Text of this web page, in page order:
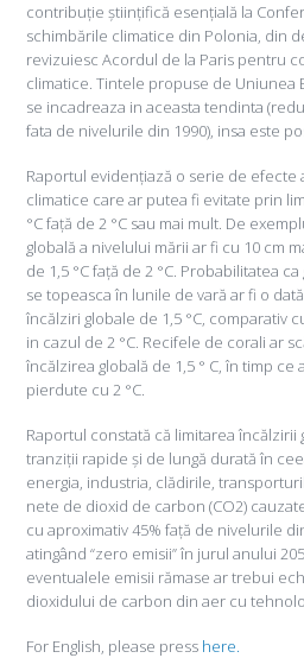
contribuție științifică esențială la
schimbările climatice din Polonia, din
revizuiesc Acordul de la Paris pentru
climatice. Tintele propuse de Uniunea
se incadreaza in aceasta tendinta
fata de nivelurile din 1990), insa este
Raportul evidențiază o serie de efecte
climatice care ar putea fi evitate prin
°C față de 2 °C sau mai mult. De
globală a nivelului mării ar fi cu 10 cm
de 1,5 °C față de 2 °C. Probabilitatea
se topeasca în lunile de vară ar fi o
încălziri globale de 1,5 °C, comparativ
in cazul de 2 °C. Recifele de corali ar
încălzirea globală de 1,5 ° C, în timp ce
pierdute cu 2 °C.
Raportul constată că limitarea încălzirii
tranziții rapide și de lungă durată în
energia, industria, clădirile,
nete de dioxid de carbon (CO2)
cu aproximativ 45% față de nivelurile
atingând “zero emisii” în jurul anului
eventualele emisii rămase ar trebui
dioxidului de carbon din aer cu
For English, please press here.